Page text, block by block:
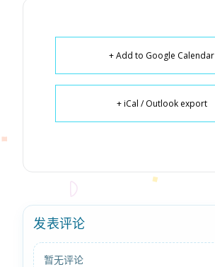
+ Add to Google Calendar
+ iCal / Outlook export
发表评论
暂无评论